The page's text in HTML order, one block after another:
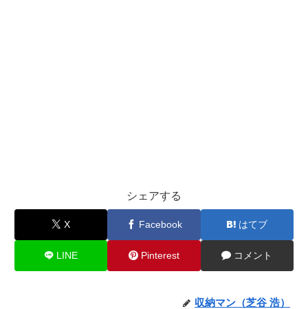
シェアする
X Facebook はてブ
LINE Pinterest コメント
収納マン（芝谷 浩）